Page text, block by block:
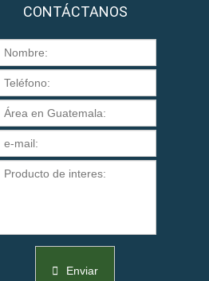
CONTÁCTANOS
 Enviar